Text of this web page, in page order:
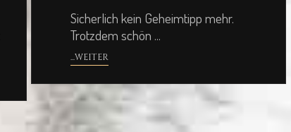
Sicherlich kein Geheimtipp mehr.
Trotzdem schön ...
...WEITER